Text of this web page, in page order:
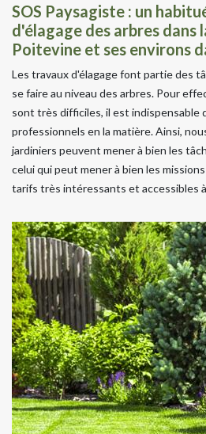
SOS Paysagiste : un
d'élagage des arbres dans
Poitevine et ses environs
Les travaux d'élagage font partie des
se faire au niveau des arbres. Pour
sont très difficiles, il est indispensable
professionnels en la matière. Ainsi,
jardiniers peuvent mener à bien les
celui qui peut mener à bien les
tarifs très intéressants et accessibles